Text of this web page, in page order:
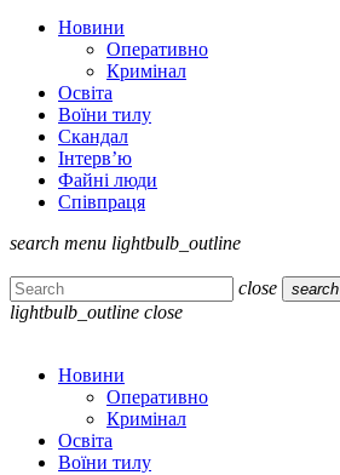
Новини
Оперативно
Кримінал
Освіта
Воїни тилу
Скандал
Інтерв’ю
Файні люди
Співпраця
search menu lightbulb_outline
close search
lightbulb_outline close
Новини
Оперативно
Кримінал
Освіта
Воїни тилу